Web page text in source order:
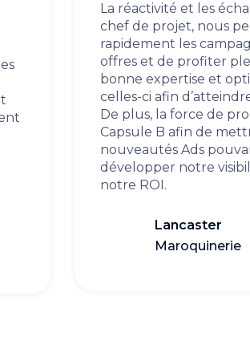
La réactivité et les
chef de projet, nous
rapidement les
offres et de profiter
bonne expertise et
celles-ci afin
De plus, la force de
Capsule B afin de
nouveautés Ads
développer notre
notre ROI.
Lancaster
Maroquinerie